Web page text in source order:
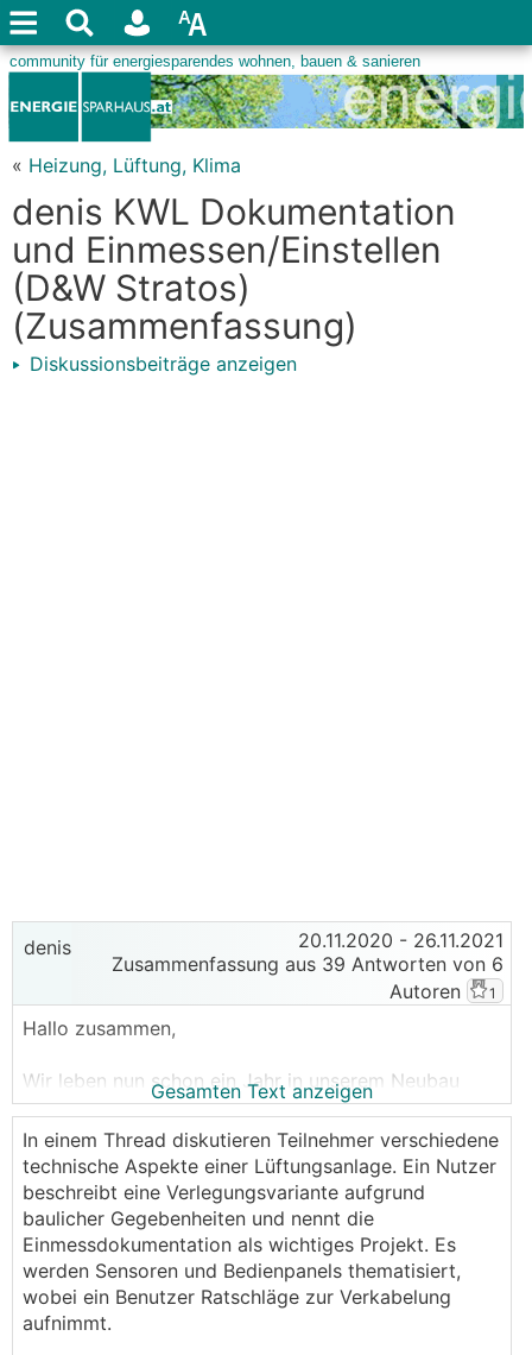
« Heizung, Lüftung, Klima
denis KWL Dokumentation
und Einmessen/Einstellen
(D&W Stratos)
(Zusammenfassung)
Diskussionsbeiträge anzeigen
denis 20.11.2020 - 26.11.2021
Zusammenfassung aus 39 Antworten von 6
Autoren
1
Hallo zusammen,
Wir leben nun schon ein Jahr in unserem Neubau
(184m2 Holzständerbau + FBH +
Ringgrabenkollektor + Nibe F1255). Leider konnten
wir aus persönlichen Gründen unsereKWL bis jetzt
noch nicht in Betrieb nehmen.
Nun haben wir endlich die Zeit und Ruhe um den
letzten Schritt hier zu gehen.
Ich möchte hier die Grund Installation (Verrohrung)
Gesamten Text anzeigen
In einem Thread diskutieren Teilnehmer verschiedene
technische Aspekte einer Lüftungsanlage. Ein Nutzer
beschreibt eine Verlegungsvariante aufgrund
baulicher Gegebenheiten und nennt die
Einmessdokumentation als wichtiges Projekt. Es
werden Sensoren und Bedienpanels thematisiert,
wobei ein Benutzer Ratschläge zur Verkabelung
aufnimmt.